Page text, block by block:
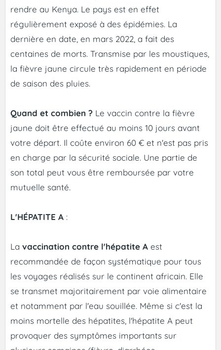
rendre au Kenya. Le pays est en effet
régulièrement exposé à des épidémies. La
dernière en date, en mars 2022, a fait des
centaines de morts. Transmise par les moustiques,
la fièvre jaune circule très rapidement en période
de saison des pluies.
Quand et combien ? Le vaccin contre la fièvre
jaune doit être effectué au moins 10 jours avant
votre départ. Il coûte environ 60 € et n'est pas pris
en charge par la sécurité sociale. Une partie de
son total peut vous être remboursée par votre
mutuelle santé.
L'HÉPATITE A :
La vaccination contre l'hépatite A est
recommandée de façon systématique pour tous
les voyages réalisés sur le continent africain. Elle
se transmet majoritairement par voie alimentaire
et notamment par l'eau souillée. Même si c'est la
moins mortelle des hépatites, l'hépatite A peut
provoquer des symptômes importants sur